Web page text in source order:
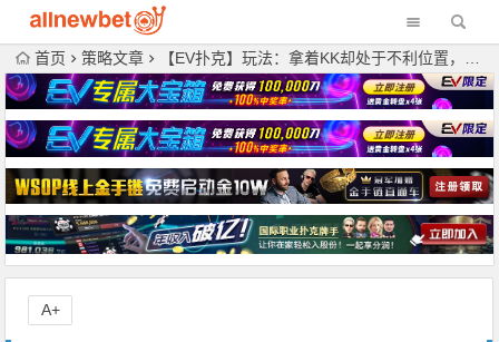
首页 策略文章 【EV扑克】玩法：拿着KK却处于不利位置，怎么打？
A+